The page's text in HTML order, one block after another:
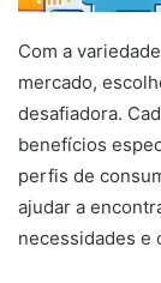
Com a
mercado,
desafiadora.
benefícios
perfis de
ajudar a
necessidades e